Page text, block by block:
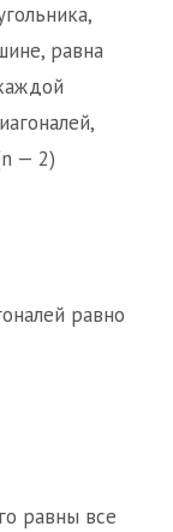
равна
— 2)
равно
равны все